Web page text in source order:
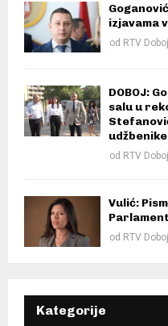
izjavama
od RTV Doboj
DOBOJ:
salu u
udžbenike
od RTV Doboj
Vulić:
od RTV Doboj
Kategorije